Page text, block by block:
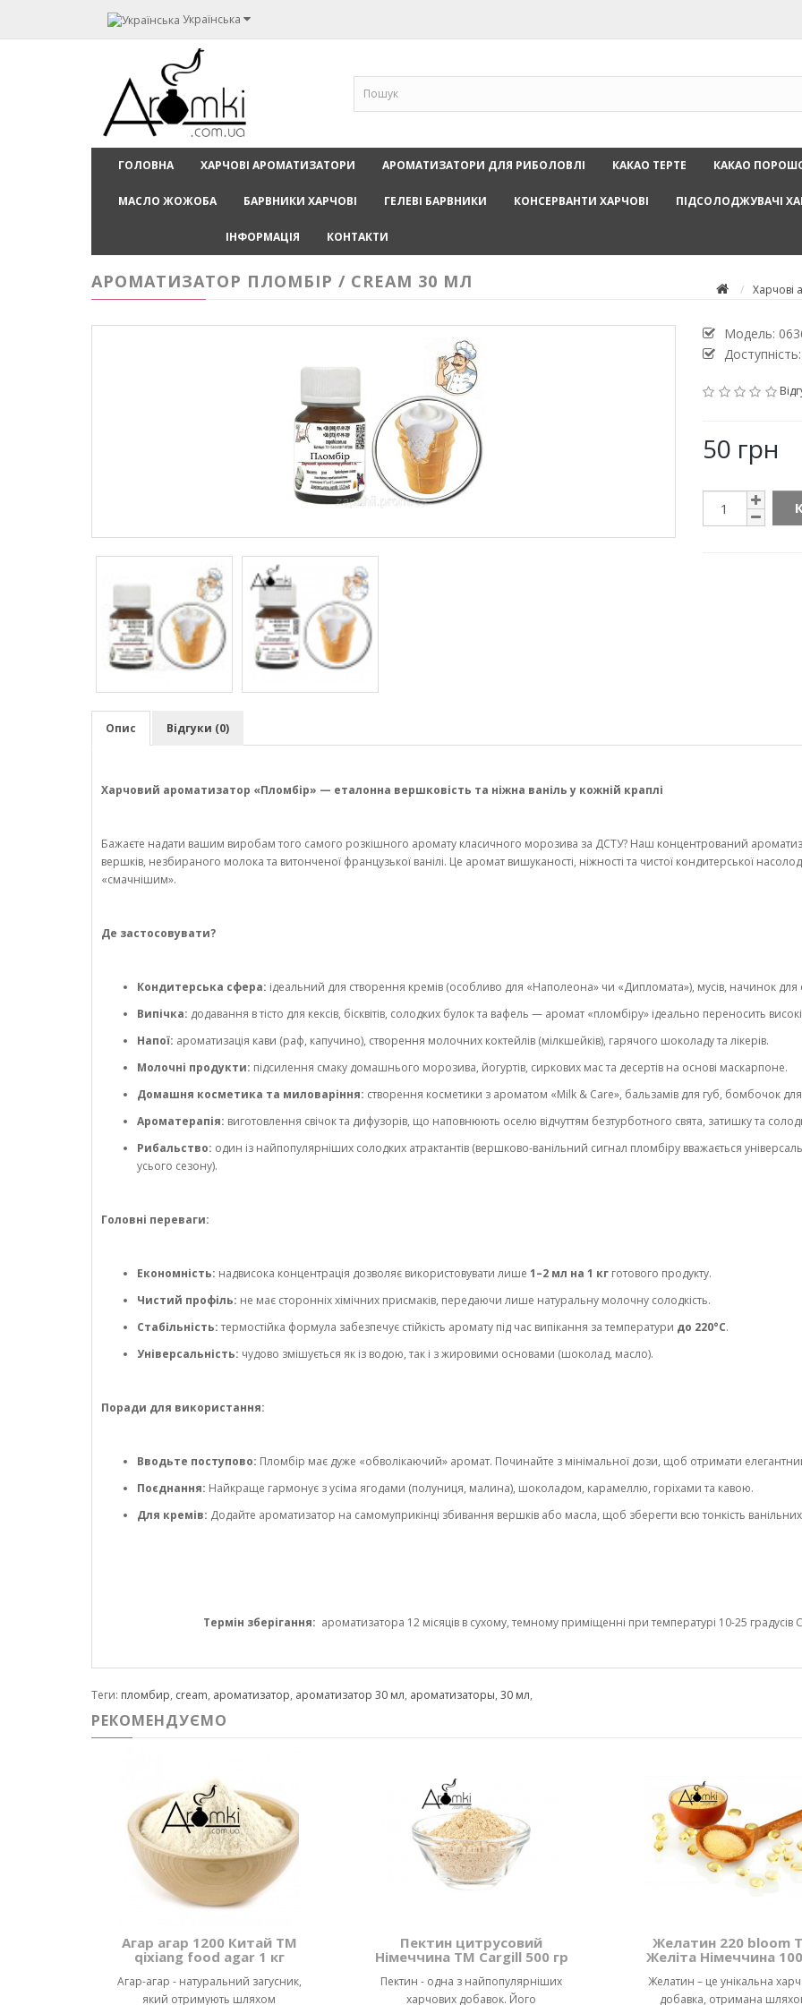
Українська
ГОЛОВНА ХАРЧОВІ АРОМАТИЗАТОРИ АРОМАТИЗАТОРИ ДЛЯ РИБОЛОВЛІ КАКАО ТЕРТЕ КАКАО
МАСЛО ЖОЖОБА БАРВНИКИ ХАРЧОВІ ГЕЛЕВІ БАРВНИКИ КОНСЕРВАНТИ ХАРЧОВІ ПІДСОЛОДЖУВАЧІ
ІНФОРМАЦІЯ КОНТАКТИ
Харчові
АРОМАТИЗАТОР ПЛОМБІР / CREAM 30 МЛ
Модель:
50 грн
Опис Відгуки (0)
Харчовий ароматизатор «Пломбір» — еталонна вершковість та ніжна ваніль у кожній краплі
Бажаєте надати вашим виробам того самого розкішного аромату класичного морозива за ДСТУ? Наш концентрований
вершків, незбираного молока та витонченої французької ванілі. Це аромат вишуканості, ніжності та чистої кондитерської
«смачнішим».
Де застосовувати?
Кондитерська сфера: ідеальний для створення кремів (особливо для «Наполеона» чи «Дипломата»), мусів, начинок
Випічка: додавання в тісто для кексів, бісквітів, солодких булок та вафель — аромат «пломбіру» ідеально переносить
Напої: ароматизація кави (раф, капучино), створення молочних коктейлів (мілкшейків), гарячого шоколаду та лікерів.
Молочні продукти: підсилення смаку домашнього морозива, йогуртів, сиркових мас та десертів на основі маскарпоне.
Домашня косметика та миловаріння: створення косметики з ароматом «Milk & Care», бальзамів для губ, бомбочок для
Ароматерапія: виготовлення свічок та дифузорів, що наповнюють оселю відчуттям безтурботного свята, затишку та
Рибальство: один із найпопулярніших солодких атрактантів (вершково-ванільний сигнал пломбіру вважається
усього сезону).
Головні переваги:
Економність: надвисока концентрація дозволяє використовувати лише 1–2 мл на 1 кг готового продукту.
Чистий профіль: не має сторонніх хімічних присмаків, передаючи лише натуральну молочну солодкість.
Стабільність:термостійка формула забезпечує стійкість аромату під час випікання за температури до 220°C.
Універсальність: чудово змішується як із водою, так і з жировими основами (шоколад, масло).
Поради для використання:
Вводьте поступово: Пломбір має дуже «обволікаючий» аромат. Починайте з мінімальної дози, щоб отримати
Поєднання: Найкраще гармонує з усіма ягодами (полуниця, малина), шоколадом, карамеллю, горіхами та кавою.
Для кремів: Додайте ароматизатор на самомуприкінці збивання вершків або масла, щоб зберегти всю тонкість
Термін зберігання: ароматизатора 12 місяців в сухому, темному приміщенні при температурі 10-25 градусів
Теги: пломбир, cream, ароматизатор, ароматизатор 30 мл, ароматизаторы, 30 мл,
РЕКОМЕНДУЄМО
Агар агар 1200 Китай ТМ
qixiang food agar 1 кг
Агар-агар - натуральний загусник,
який отримують шляхом
Пектин цитрусовий
Німеччина ТМ Cargill 500 гр
Пектин - одна з найпопулярніших
харчових добавок. Його
Желатин 220 bloom
Желіта Німеччина
Желатин – це унікальна
добавка, отримана